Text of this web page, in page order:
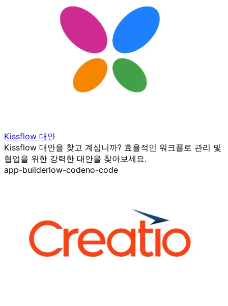
Kissflow 대안
Kissflow 대안을 찾고 계십니까? 효율적인 워크플로 관리 및
협업을 위한 강력한 대안을 찾아보세요.
app-builderlow-codeno-code